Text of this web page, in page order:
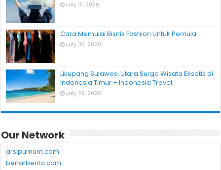
July 31, 2026
Cara Memulai Bisnis Fashion Untuk Pemula
July 30, 2026
Likupang Sulawesi Utara Surga Wisata Eksotis di
Indonesia Timur – Indonesia Travel
July 29, 2026
Our Network
arsipumum.com
benarberita.com